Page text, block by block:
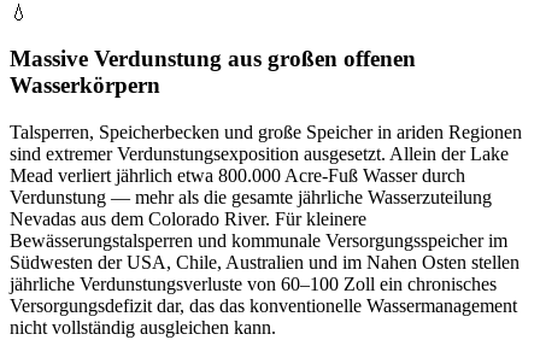
💧
Massive Verdunstung aus großen offenen
Wasserkörpern
Talsperren, Speicherbecken und große Speicher in ariden Regionen
sind extremer Verdunstungsexposition ausgesetzt. Allein der Lake
Mead verliert jährlich etwa 800.000 Acre-Fuß Wasser durch
Verdunstung — mehr als die gesamte jährliche Wasserzuteilung
Nevadas aus dem Colorado River. Für kleinere
Bewässerungstalsperren und kommunale Versorgungsspeicher im
Südwesten der USA, Chile, Australien und im Nahen Osten stellen
jährliche Verdunstungsverluste von 60–100 Zoll ein chronisches
Versorgungsdefizit dar, das das konventionelle Wassermanagement
nicht vollständig ausgleichen kann.